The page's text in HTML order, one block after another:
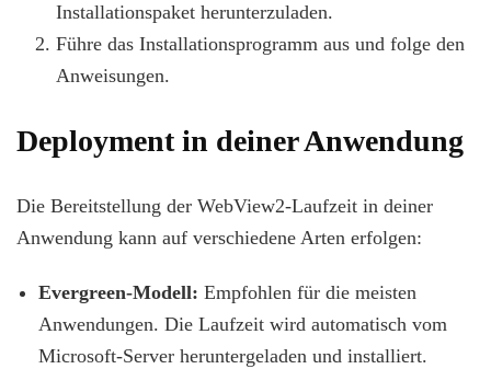
Installationspaket herunterzuladen.
Führe das Installationsprogramm aus und folge den
Anweisungen.
Deployment in deiner Anwendung
Die Bereitstellung der WebView2-Laufzeit in deiner
Anwendung kann auf verschiedene Arten erfolgen:
Evergreen-Modell: Empfohlen für die meisten
Anwendungen. Die Laufzeit wird automatisch vom
Microsoft-Server heruntergeladen und installiert.